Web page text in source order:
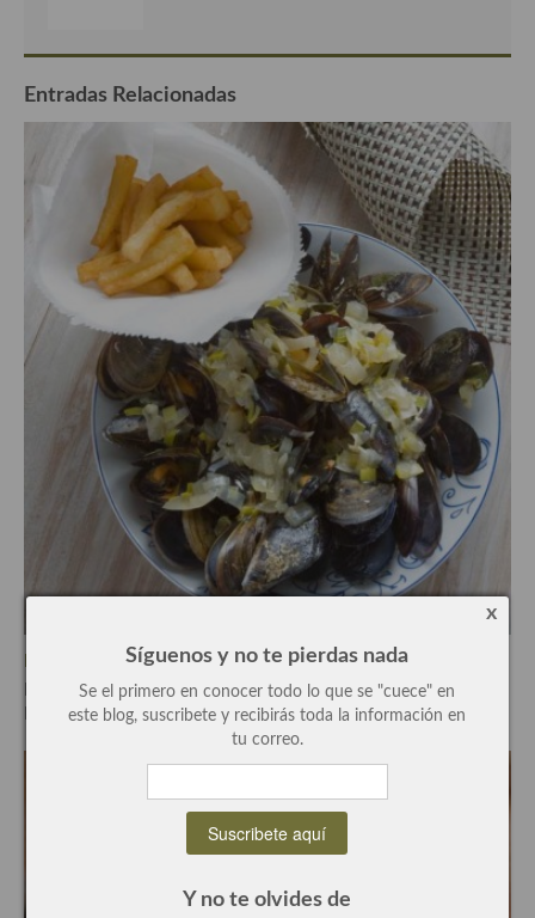
Postres y dulces
Postres con frutas
Quesos, recetas
Salazones y encurtidos
Recetas Especiales
Recetas de Cuaresma
Recetas maridadas con los mejores AOVES
Recetas de fiesta, Navidad y días señalados
Resumen tematicos de recetas
Cocinas del mundo
Cocina Americana
Cocina Brasileña
Cocina colombiana
Cocina Venezolana
Cocina de Estados Unidos
Entradas Relacionadas
Mejillones a la belga con patatas fritas, receta paso a paso.
Escrito el Mar-28-2016
Por Concha Bernadcon0 Comentarios
x
Síguenos y no te pierdas nada
Se el primero en conocer todo lo que se "cuece" en
este blog, suscribete y recibirás toda la información en
tu correo.
Y no te olvides de